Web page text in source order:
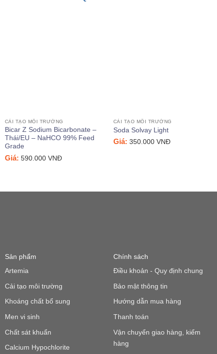
CẢI TẠO MÔI TRƯỜNG
Bicar Z Sodium Bicarbonate –
Thái/EU – NaHCO 99% Feed
Grade
Giá: 590.000 VNĐ
CẢI TẠO MÔI TRƯỜNG
Soda Solvay Light
Giá: 350.000 VNĐ
Sản phẩm
Artemia
Cải tạo môi trường
Khoáng chất bổ sung
Men vi sinh
Chất sát khuẩn
Calcium Hypochlorite
Chính sách
Điều khoản - Quy định chung
Bảo mật thông tin
Hướng dẫn mua hàng
Thanh toán
Vận chuyển giao hàng, kiểm
hàng